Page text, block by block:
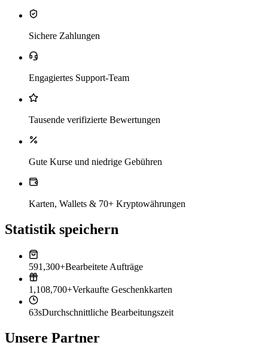
Sichere Zahlungen
Engagiertes Support-Team
Tausende verifizierte Bewertungen
Gute Kurse und niedrige Gebühren
Karten, Wallets & 70+ Kryptowährungen
Statistik speichern
591,300+Bearbeitete Aufträge
1,108,700+Verkaufte Geschenkkarten
63sDurchschnittliche Bearbeitungszeit
Unsere Partner